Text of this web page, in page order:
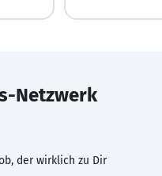
Netzwerk
der wirklich zu Dir